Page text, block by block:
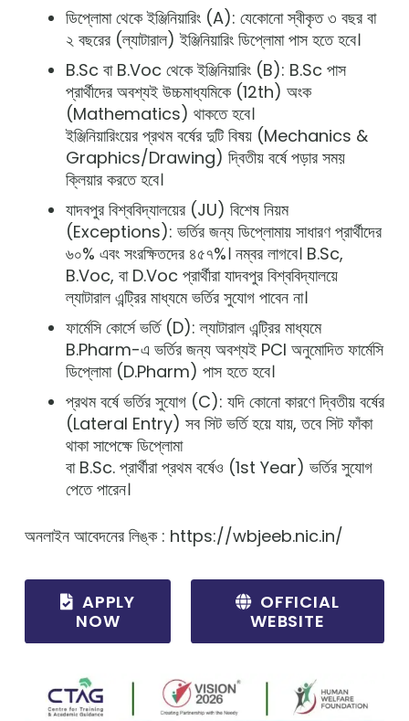
ডিপ্লোমা থেকে ইঞ্জিনিয়ারিং (A): যেকোনো স্বীকৃত ৩ বছর বা
২ বছরের (ল্যাটারাল) ইঞ্জিনিয়ারিং ডিপ্লোমা পাস হতে হবে।
B.Sc বা B.Voc থেকে ইঞ্জিনিয়ারিং (B): B.Sc পাস
প্রার্থীদের অবশ্যই উচ্চমাধ্যমিকে (12th) অংক
(Mathematics) থাকতে হবে।
ইঞ্জিনিয়ারিংয়ের প্রথম বর্ষের দুটি বিষয় (Mechanics &
Graphics/Drawing) দ্বিতীয় বর্ষে পড়ার সময়
ক্লিয়ার করতে হবে।
যাদবপুর বিশ্ববিদ্যালয়ের (JU) বিশেষ নিয়ম
(Exceptions): ভর্তির জন্য ডিপ্লোমায় সাধারণ প্রার্থীদের
৬০% এবং সংরক্ষিতদের ৪৫৭%। নম্বর লাগবে। B.Sc,
B.Voc, বা D.Voc প্রার্থীরা যাদবপুর বিশ্ববিদ্যালয়ে
ল্যাটারাল এন্ট্রির মাধ্যমে ভর্তির সুযোগ পাবেন না।
ফার্মেসি কোর্সে ভর্তি (D): ল্যাটারাল এন্ট্রির মাধ্যমে
B.Pharm-এ ভর্তির জন্য অবশ্যই PCI অনুমোদিত ফার্মেসি
ডিপ্লোমা (D.Pharm) পাস হতে হবে।
প্রথম বর্ষে ভর্তির সুযোগ (C): যদি কোনো কারণে দ্বিতীয় বর্ষের
(Lateral Entry) সব সিট ভর্তি হয়ে যায়, তবে সিট ফাঁকা
থাকা সাপেক্ষে ডিপ্লোমা
বা B.Sc. প্রার্থীরা প্রথম বর্ষেও (1st Year) ভর্তির সুযোগ
পেতে পারেন।
অনলাইন আবেদনের লিঙ্ক : https://wbjeeb.nic.in/
APPLY
NOW
OFFICIAL
WEBSITE